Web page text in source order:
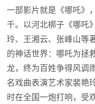
一部影片就是《哪吒》
千。以河北梆子《哪吒
玲、王湘云、张峰山等
的神话世界：哪吒为拯
龙，终为百姓争得风调
名戏曲表演艺术家裴艳
时在全国一炮打响，受